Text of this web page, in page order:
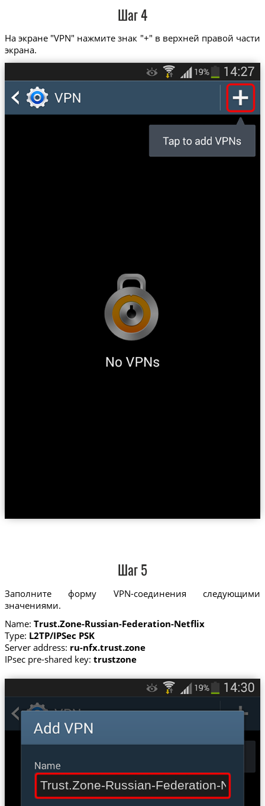
Шаг 4
На экране "VPN" нажмите знак "+" в верхней правой части
экрана.
Шаг 5
Заполните форму VPN-соединения следующими
значениями.
Name: Trust.Zone-Russian-Federation-Netflix
Type: L2TP/IPSec PSK
Server address: ru-nfx.trust.zone
IPsec pre-shared key: trustzone
Trust.Zone-Russian-Federation-Netflix